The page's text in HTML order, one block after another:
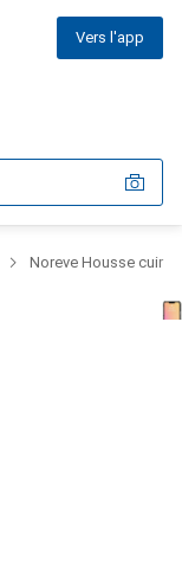
Vers l'app
Noreve Housse cuir